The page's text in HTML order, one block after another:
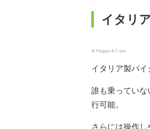
イタリ
© Piaggio & C spa
イタリア製バイ
誰も乗ってい
行可能。
さらには操作